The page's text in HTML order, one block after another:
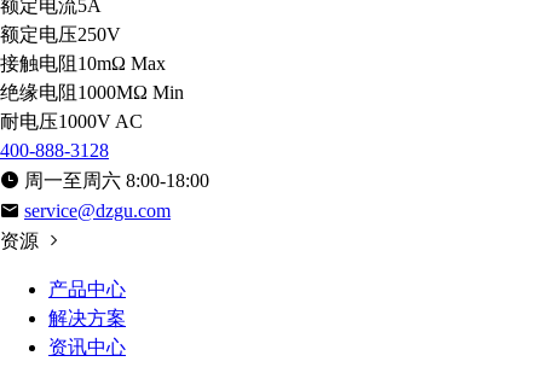
额定电流5A
额定电压250V
接触电阻 10mΩ Max
绝缘电阻 1000MΩ Min
耐电压1000V AC
400-888-3128
周一至周六 8:00-18:00
service@dzgu.com
资源
产品中心
解决方案
资讯中心